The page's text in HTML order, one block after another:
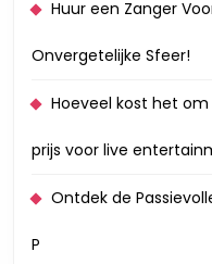
Huur een Zanger
Onvergetelijke Sfeer!
Hoeveel kost het
prijs voor live
Ontdek de
P